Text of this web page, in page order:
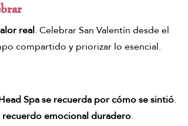
real. Celebrar San Valentín desde el
compartido y priorizar lo esencial.
Spa se recuerda por cómo se sintió.
recuerdo emocional duradero.